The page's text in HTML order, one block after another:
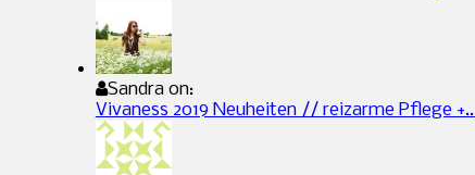
Sandra on:
Vivaness 2019 Neuheiten // reizarme Pflege